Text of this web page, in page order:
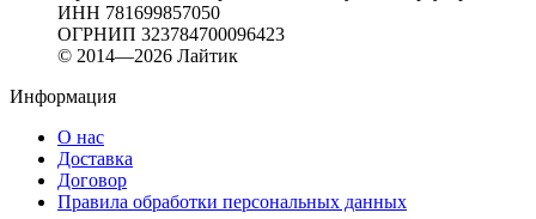
ИНН 781699857050
ОГРНИП 323784700096423
© 2014—2026 Лайтик
Информация
О нас
Доставка
Договор
Правила обработки персональных данных